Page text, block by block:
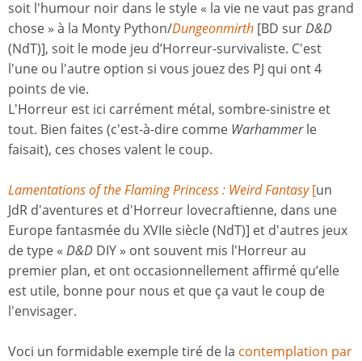
soit l'humour noir dans le style « la vie ne vaut pas grand
chose » à la Monty Python/Dungeonmirth [BD surD&D
(NdT)], soit le mode jeu d’Horreur-survivaliste. C'est
l'une ou l'autre option si vous jouez des PJ qui ont 4
points de vie.
L'Horreur est ici carrément métal, sombre-sinistre et
tout. Bien faites (c'est-à-dire comme Warhammerle
faisait), ces choses valent le coup.
Lamentations of the Flaming Princess : Weird Fantasy[un
JdR d'aventures et d'Horreur lovecraftienne, dans une
Europe fantasmée du XVIIe siècle (NdT)] et d'autres jeux
de type « D&D DIY » ont souvent mis l'Horreur au
premier plan, et ont occasionnellement affirmé qu’elle
est utile, bonne pour nous et que ça vaut le coup de
l'envisager.
Voci un formidable exemple tiré de la contemplation par